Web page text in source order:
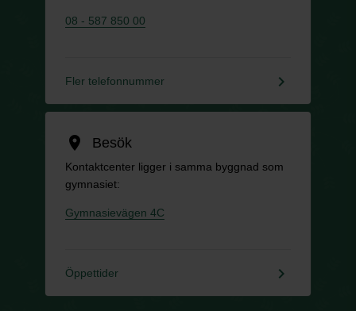
08 - 587 850 00
Fler telefonnummer keyboard_arrow_right
location_on Besök
Kontaktcenter ligger i samma byggnad som
gymnasiet:
Gymnasievägen 4C
Öppettider keyboard_arrow_right